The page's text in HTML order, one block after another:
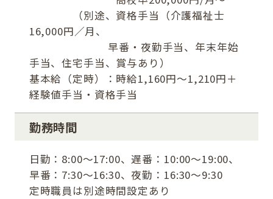
（別途、資格手当（介護福祉士
16,000円／月、
早番・夜勤手当、年末年始
手当、住宅手当、賞与あり）
基本給（定時）：時給1,160円～1,210円＋
経験値手当・資格手当
勤務時間
日勤：8:00～17:00、遅番：10:00～19:00、
早番：7:30～16:30、夜勤：16:30～9:30
定時職員は別途時間設定あり